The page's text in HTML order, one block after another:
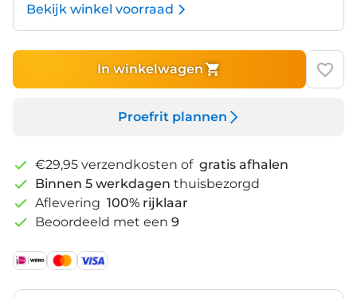
Bekijk winkel voorraad
In winkelwagen
Proefrit plannen
€29,95 verzendkosten of gratis afhalen
Binnen 5 werkdagen thuisbezorgd
Aflevering 100% rijklaar
Beoordeeld met een 9